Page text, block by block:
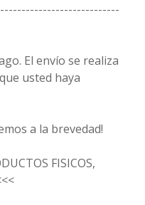
El envío se realiza
usted haya
a la brevedad!
FISICOS,